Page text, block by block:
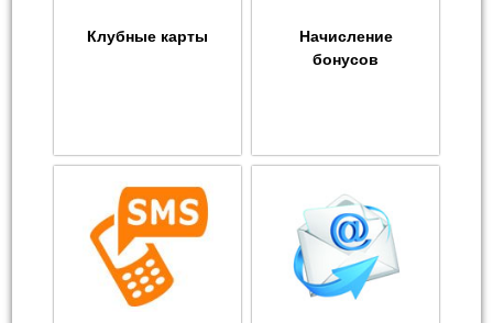
Клубные карты
Начисление
бонусов